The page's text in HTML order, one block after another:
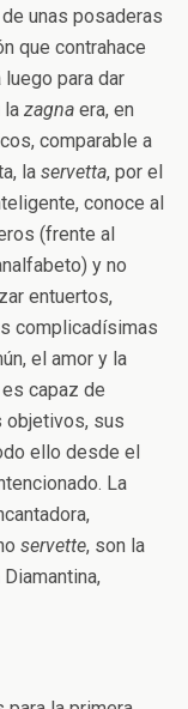
unas posaderas
que contrahace
para dar
la zagna era, en
comparable a
la servetta, por el
conoce al
(frente al
y no
entuertos,
complicadísimas
el amor y la
capaz de
objetivos, sus
ello desde el
La
servette, son la